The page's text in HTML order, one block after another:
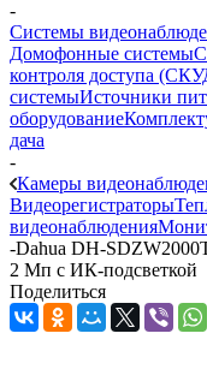
-
Системы
Домофонные системы
контроля доступа
системыИсточники
оборудование
дача
-
Камеры
Видеорегистраторы
видеонаблюдения
-Dahua DH-
2 Мп с ИК-подсветкой
Поделиться